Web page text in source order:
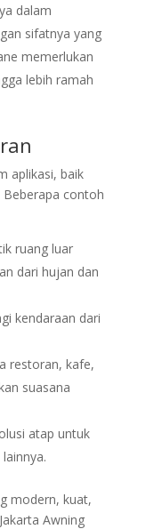
dalam
sifatnya yang
memerlukan
lebih ramah
aplikasi, baik
Beberapa contoh
ruang luar
dari hujan dan
kendaraan dari
restoran, kafe,
suasana
atap untuk
modern, kuat,
Awning